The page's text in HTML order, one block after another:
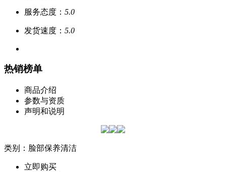
服务态度： 5.0
发货速度： 5.0
热销榜单
商品介绍
参数与资质
声明和说明
类别：脸部保养清洁
立即购买